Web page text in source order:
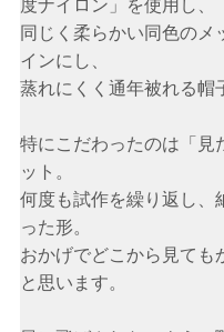
度ナイロン」を使用し、
同じく柔らかい同色のメ
インにし、
蒸れにくく通年被れる帽
特にこだわったのは「見
ット。
何度も試作を繰り返し、
った形。
おかげでどこから見ても
と思います。